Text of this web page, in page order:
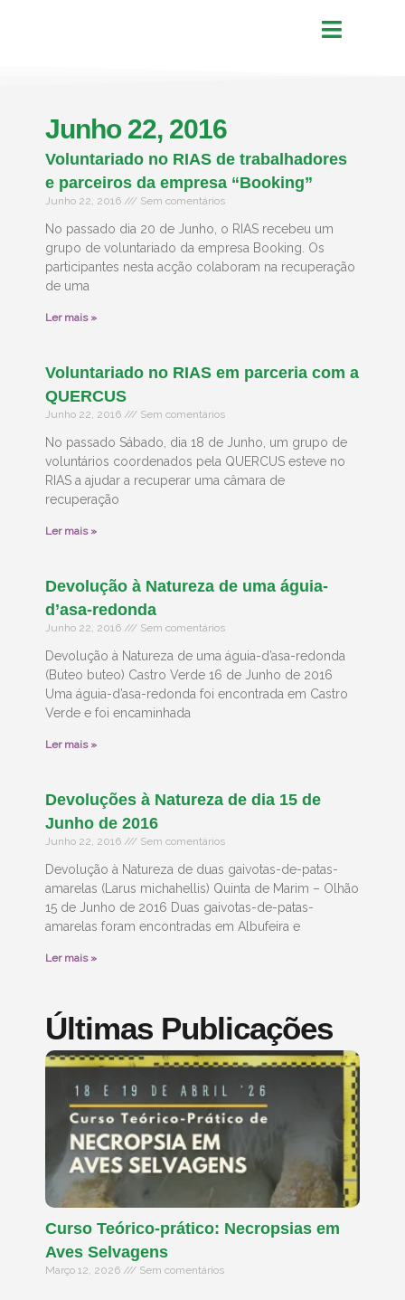
Junho 22, 2016
Voluntariado no RIAS de trabalhadores
e parceiros da empresa “Booking”
Junho 22, 2016 Sem comentários
No passado dia 20 de Junho, o RIAS recebeu um
grupo de voluntariado da empresa Booking. Os
participantes nesta acção colaboram na recuperação
de uma
Ler mais »
Voluntariado no RIAS em parceria com a
QUERCUS
Junho 22, 2016 Sem comentários
No passado Sábado, dia 18 de Junho, um grupo de
voluntários coordenados pela QUERCUS esteve no
RIAS a ajudar a recuperar uma câmara de
recuperação
Ler mais »
Devolução à Natureza de uma águia-
d’asa-redonda
Junho 22, 2016 Sem comentários
Devolução à Natureza de uma águia-d’asa-redonda
(Buteo buteo) Castro Verde 16 de Junho de 2016
Uma águia-d’asa-redonda foi encontrada em Castro
Verde e foi encaminhada
Ler mais »
Devoluções à Natureza de dia 15 de
Junho de 2016
Junho 22, 2016 Sem comentários
Devolução à Natureza de duas gaivotas-de-patas-
amarelas (Larus michahellis) Quinta de Marim – Olhão
15 de Junho de 2016 Duas gaivotas-de-patas-
amarelas foram encontradas em Albufeira e
Ler mais »
Últimas Publicações
Curso Teórico-prático: Necropsias em
Aves Selvagens
Março 12, 2026 Sem comentários